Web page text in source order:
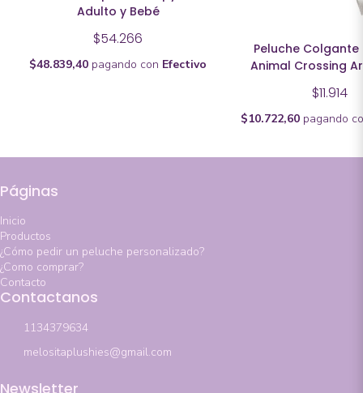
Adulto y Bebé
$54.266
$48.839,40 pagando con Efectivo
Peluche Colgante
Animal Crossing
$11.914
$10.722,60 pagando
Páginas
Inicio
Productos
¿Cómo pedir un peluche personalizado?
¿Como comprar?
Contacto
Contactanos
1134379634
melositaplushies@gmail.com
Newsletter